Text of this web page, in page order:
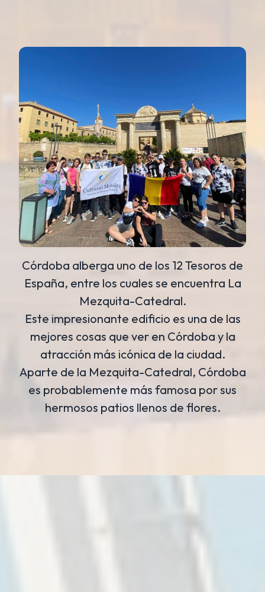
Córdoba alberga uno de los 12 Tesoros de
España, entre los cuales se encuentra La
Mezquita-Catedral.
Este impresionante edificio es una de las
mejores cosas que ver en Córdoba y la
atracción más icónica de la ciudad.
Aparte de la Mezquita-Catedral, Córdoba
es probablemente más famosa por sus
hermosos patios llenos de flores.